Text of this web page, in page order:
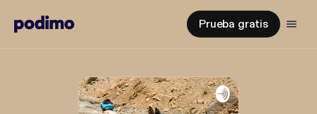
Prueba gratis